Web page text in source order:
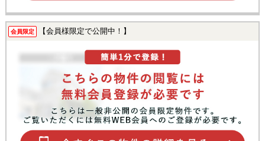
会員限定 【会員様限定で公開中！】